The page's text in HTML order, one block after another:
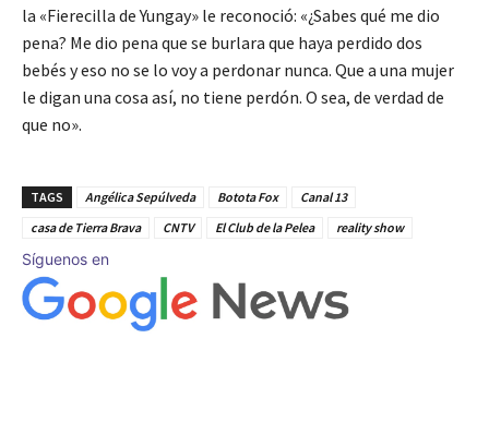
la «Fierecilla de Yungay» le reconoció: «¿Sabes qué me dio
pena? Me dio pena que se burlara que haya perdido dos
bebés y eso no se lo voy a perdonar nunca. Que a una mujer
le digan una cosa así, no tiene perdón. O sea, de verdad de
que no».
TAGS Angélica Sepúlveda Botota Fox
Canal 13
casa de Tierra Brava
CNTV El Club de la Pelea reality show
Síguenos en